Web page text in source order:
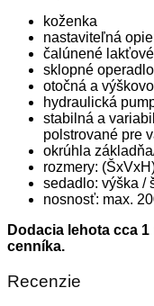
koženka
nastaviteľná
čalúnené
sklopné
otočná a
hydraulická
stabilná a
polstrované pre
okrúhla
rozmery:
sedadlo: výška /
nosnosť: max.
Dodacia lehota cca
cenníka.
Recenzie